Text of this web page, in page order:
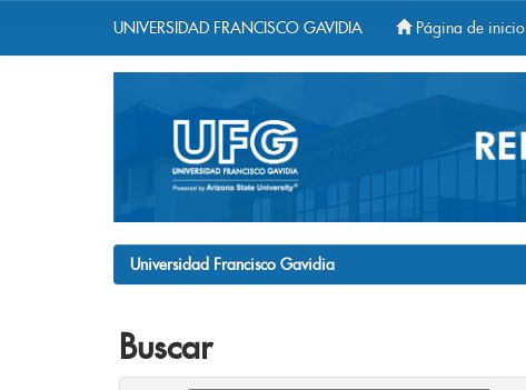
UNIVERSIDAD FRANCISCO GAVIDIA Página de inicio
Universidad Francisco Gavidia
Buscar